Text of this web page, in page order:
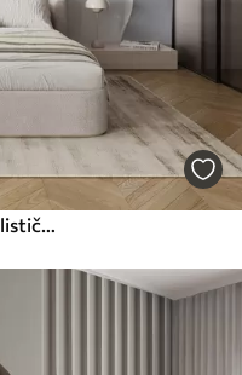
Bela pastelna teksturirana minimalistična roža z mehkimi cvetnimi listi, lahka in zračna, na belem ozadju